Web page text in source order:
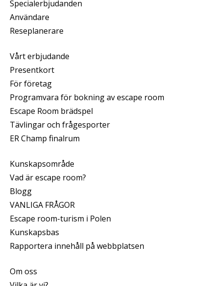
Specialerbjudanden
Användare
Reseplanerare
Vårt erbjudande
Presentkort
För företag
Programvara för bokning av escape room
Escape Room brädspel
Tävlingar och frågesporter
ER Champ finalrum
Kunskapsområde
Vad är escape room?
Blogg
VANLIGA FRÅGOR
Escape room-turism i Polen
Kunskapsbas
Rapportera innehåll på webbplatsen
Om oss